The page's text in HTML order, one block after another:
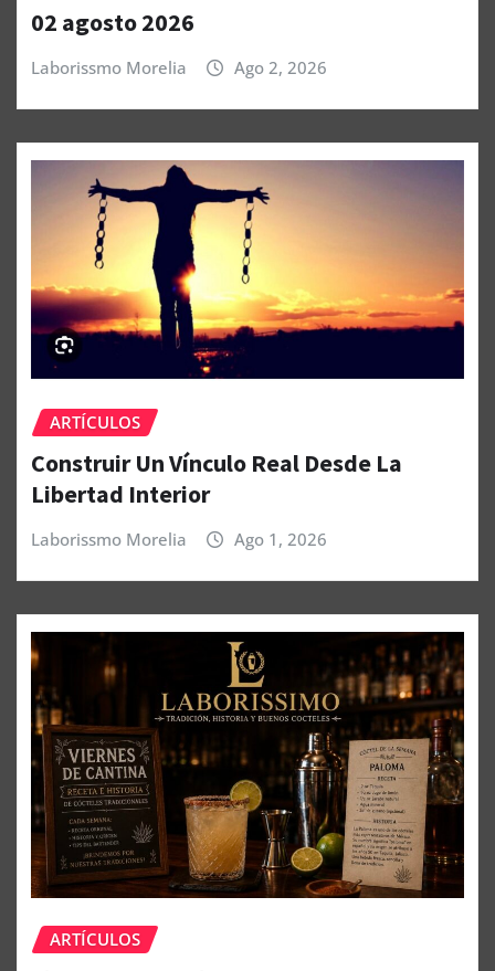
02 agosto 2026
Laborissmo Morelia Ago 2, 2026
ARTÍCULOS
Construir Un Vínculo Real Desde La
Libertad Interior
Laborissmo Morelia Ago 1, 2026
ARTÍCULOS